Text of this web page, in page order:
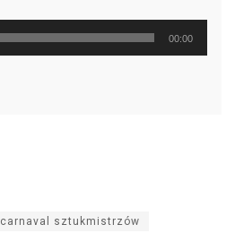
00:00
carnaval sztukmistrzów